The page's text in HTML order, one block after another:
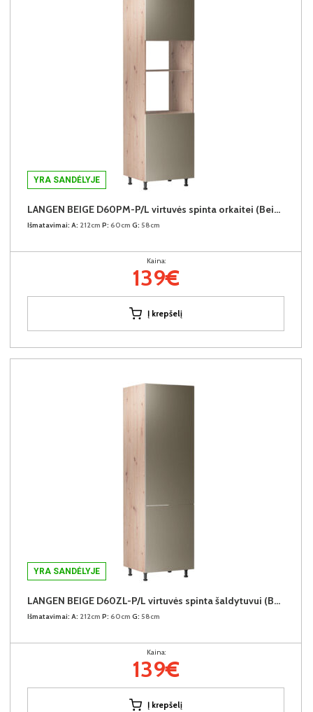
YRA SANDĖLYJE
LANGEN BEIGE D60PM-P/L virtuvės spinta orkaitei (Beige/Dab Artisan)
Išmatavimai: A: 212cm P: 60cm G: 58cm
Kaina:
139€
Į krepšelį
YRA SANDĖLYJE
LANGEN BEIGE D60ZL-P/L virtuvės spinta šaldytuvui (Beige/Dab Artisan)
Išmatavimai: A: 212cm P: 60cm G: 58cm
Kaina:
139€
Į krepšelį